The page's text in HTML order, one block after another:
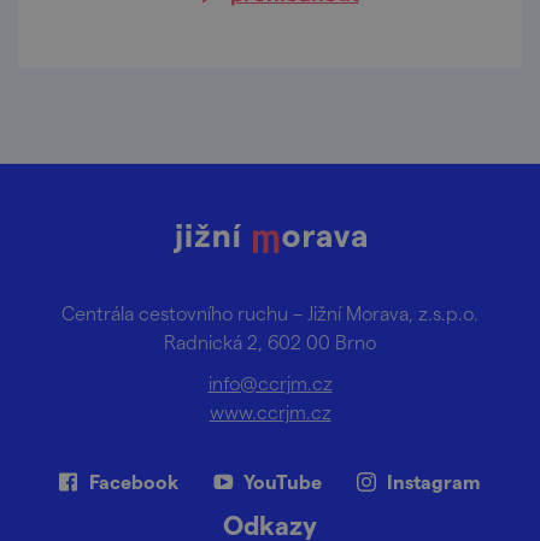
Centrála cestovního ruchu – Jižní Morava, z.s.p.o.
Radnická 2, 602 00 Brno
info@ccrjm.cz
www.ccrjm.cz
Facebook YouTube Instagram
Odkazy